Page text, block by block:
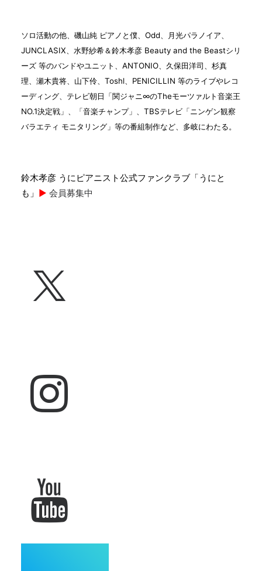
ソロ活動の他、磯山純 ピアノと僕、Odd、月光パラノイア、
JUNCLASIX、水野紗希＆鈴木孝彦 Beauty and the Beastシリ
ーズ 等のバンドやユニット、ANTONIO、久保田洋司、杉真
理、瀬木貴将、山下伶、Toshl、PENICILLIN 等のライブやレコ
ーディング、テレビ朝日「関ジャニ∞のTheモーツァルト音楽王
NO.1決定戦」、「音楽チャンプ」、TBSテレビ「ニンゲン観察
バラエティ モニタリング」等の番組制作など、多岐にわたる。
鈴木孝彦 うにピアニスト公式ファンクラブ「うにと
も」 ▶︎ 会員募集中